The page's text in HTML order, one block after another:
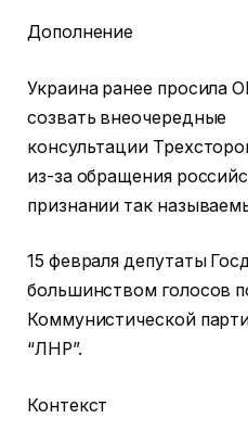
Дополнение
Украина ранее просила
созвать внеочередные
консультации
из-за обращения
признании так
15 февраля депутаты
большинством голосов
Коммунистической
“ЛНР”.
Контекст